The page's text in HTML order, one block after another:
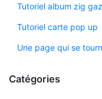
Tutoriel album zig gaz
Tutoriel carte pop up
Une page qui se
Catégories